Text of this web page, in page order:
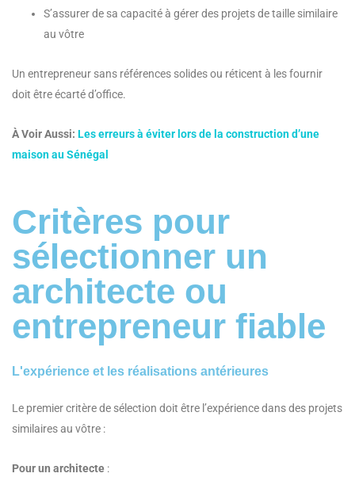
S’assurer de sa capacité à gérer des projets de taille similaire
au vôtre
Un entrepreneur sans références solides ou réticent à les fournir
doit être écarté d’office.
À Voir Aussi: Les erreurs à éviter lors de la construction d’une
maison au Sénégal
Critères pour
sélectionner un
architecte ou
entrepreneur fiable
L'expérience et les réalisations antérieures
Le premier critère de sélection doit être l’expérience dans des projets
similaires au vôtre :
Pour un architecte :